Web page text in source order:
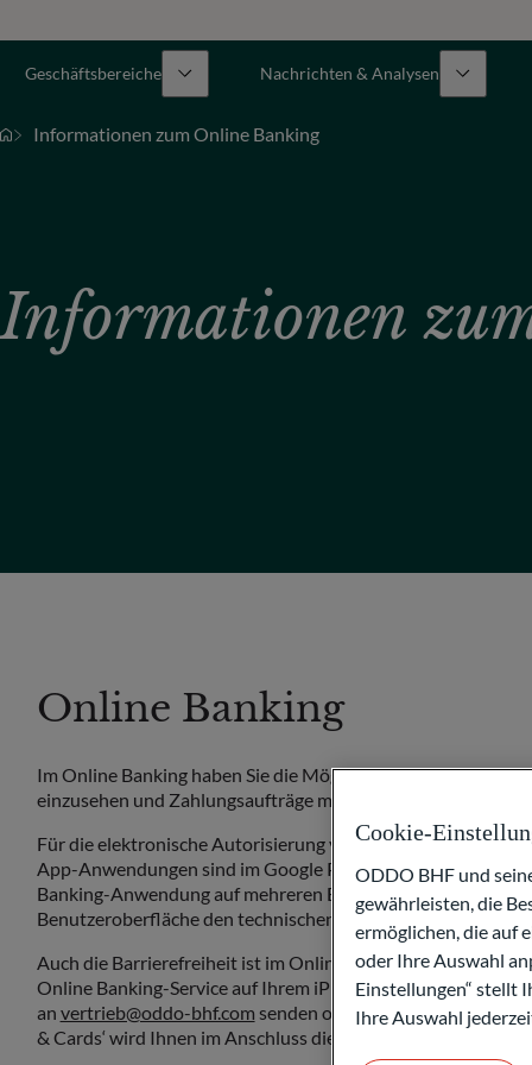
Geschäftsbereiche Nachrichten & Analysen
Informationen zum Online Banking
Informationen
Online Banking
Im Online Banking haben Sie die Möglichkeit, Ihre Konten
einzusehen und Zahlungsaufträge mit neuesten
Für die elektronische Autorisierung von Zahlungen stehen
App-Anwendungen sind im Google Play-Store und im
Banking-Anwendung auf mehreren Endgeräten (PC, Tablet,
Benutzeroberfläche den technischen Begebenheiten nach
Auch die Barrierefreiheit ist im Online Banking gegeben,
Online Banking-Service auf Ihrem iPhone nutzen können.
an vertrieb@oddo-bhf.com senden oder sich direkt an Ihren
& Cards‘ wird Ihnen im Anschluss die erforderlichen
Cookie-
ODDO BHF und
gewährleisten, die
ermöglichen, die auf
oder Ihre Auswahl
Einstellungen“ stellt
Ihre Auswahl